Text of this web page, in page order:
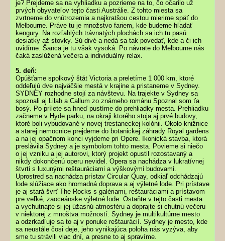
je? Prejdeme sa na vyhliadku a pozrieme na to, čo očarilo už
prvých obyvateľov tejto časti Austrálie. Z tohto miesta sa
zvrtneme do vnútrozemia a najkratšou cestou mierime späť do
Melbourne. Práve tu je množstvo fariem, kde budeme hľadať
kengury. Na rozľahlých trávnatých plochách sa ich tu pasú
desiatky až stovky. Sú divé a nedá sa tak povedať, kde a či ich
uvidíme. Šanca je tu však vysoká. Po návrate do Melbourne nás
čaká zaslúžená večera a individuálny relax.
5. deň:
Opúšťame spolkový štát Victoria a preletíme 1 000 km, ktoré
oddeľujú dve najväčšie mestá v krajine a pristaneme v Sydney.
SYDNEY rozhodne stojí za návštevu. Na trajekte v Sydney sa
spoznali aj Lilah a Callum zo známeho románu Spoznal som ťa
bosý. Po prílete sa hneď pustíme do prehliadky mesta. Prehliadku
začneme v Hyde parku, na okraji ktorého stoja aj prvé budovy,
ktoré boli vybudované v novej trestaneckej kolónii. Okolo knižnice
a starej nemocnice prejdeme do botanickej záhrady Royal gardens
a na jej opačnom konci vyjdeme pri Opere. Ikonická stavba, ktorá
preslávila Sydney a je symbolom tohto mesta. Povieme si niečo
o jej vzniku a jej autorovi, ktorý projekt opustil rozostavaný a
nikdy dokončenú operu nevidel. Opera sa nachádza v lukratívnej
štvrti s luxunými reštauráciami a výškovými budovami.
Uprostred sa nachádza prístav Circular Quay, odkiaľ odchádzajú
lode slúžiace ako hromadná doprava a aj výletné lode. Pri prístave
je aj stará švrť The Rocks s galériami, reštauráciami a prístavom
pre veľké, zaoceánske výletné lode. Ostaňte v tejto časti mesta
a vychutnajte si jej úžasnú atmosféru a doprajte si chutnú večeru
v niektorej z mnoštva možností. Sydney je multikultúrne mesto
a odzrkadľuje sa to aj v ponuke reštaurácií. Sydney je mesto, kde
sa neustále čosi deje, jeho vynikajúca poloha nás vyzýva, aby
sme tu strávili viac dní, a presne to aj spravíme.